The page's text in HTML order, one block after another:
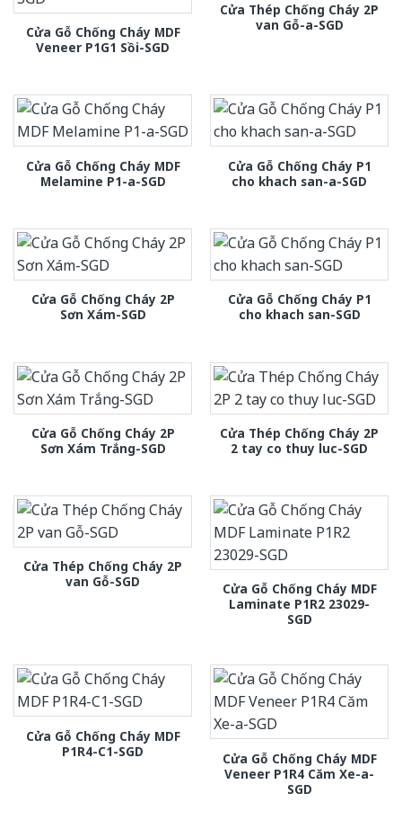
Cửa Gỗ Chống Cháy MDF
Veneer P1G1 Sồi-SGD
Cửa Thép Chống Cháy 2P
van Gỗ-a-SGD
Cửa Gỗ Chống Cháy MDF
Melamine P1-a-SGD
Cửa Gỗ Chống Cháy P1
cho khach san-a-SGD
Cửa Gỗ Chống Cháy 2P
Sơn Xám-SGD
Cửa Gỗ Chống Cháy P1
cho khach san-SGD
Cửa Gỗ Chống Cháy 2P
Sơn Xám Trắng-SGD
Cửa Thép Chống Cháy 2P
2 tay co thuy luc-SGD
Cửa Thép Chống Cháy 2P
van Gỗ-SGD
Cửa Gỗ Chống Cháy MDF
Laminate P1R2 23029-
SGD
Cửa Gỗ Chống Cháy MDF
P1R4-C1-SGD
Cửa Gỗ Chống Cháy MDF
Veneer P1R4 Căm Xe-a-
SGD